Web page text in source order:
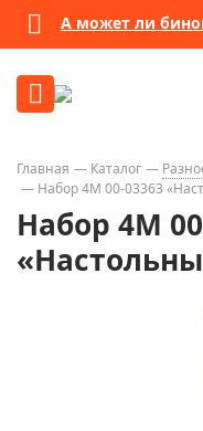
А может ли
Главная Каталог
Набор 4M 00-03363
Набор 4M